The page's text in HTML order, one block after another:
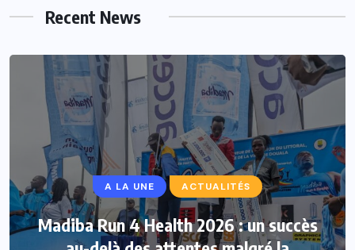
Recent News
A LA UNE ACTUALITÉS
Madiba Run 4 Health 2026 : un succès